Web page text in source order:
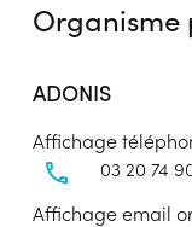
ADONIS
Affichage
03 20 74
Affichage email